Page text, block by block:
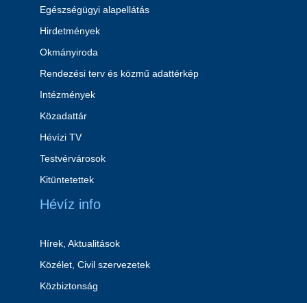
Egészségügyi alapellátás
Hirdetmények
Okmányiroda
Rendezési terv és közmű adattérkép
Intézmények
Közadattár
Hévízi TV
Testvérvárosok
Kitüntetettek
Hévíz info
Hírek, Aktualitások
Közélet, Civil szervezetek
Közbiztonság